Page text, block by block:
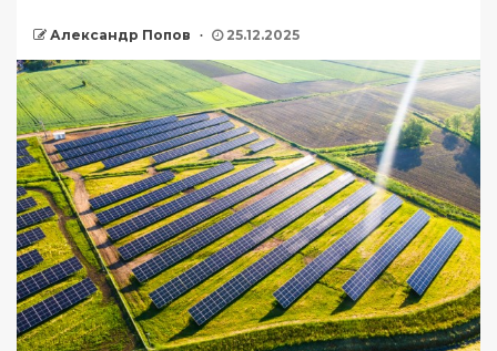
Александр Попов 25.12.2025